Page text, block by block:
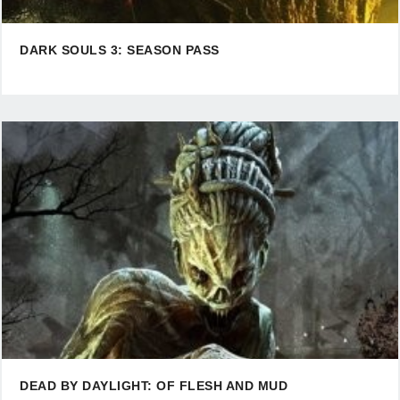
DARK SOULS 3: SEASON PASS
DEAD BY DAYLIGHT: OF FLESH AND MUD